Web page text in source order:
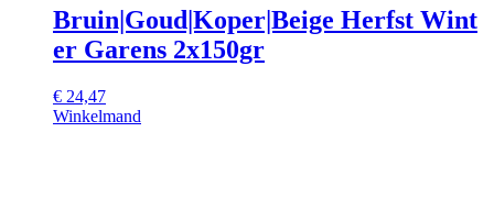
Bruin|Goud|Koper|Beige Herfst Wint
er Garens 2x150gr
€ 24,47
Winkelmand